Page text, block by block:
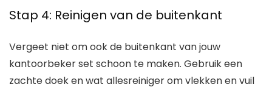
Stap 4: Reinigen van de buitenkant
Vergeet niet om ook de buitenkant van jouw
kantoorbeker set schoon te maken. Gebruik een
zachte doek en wat allesreiniger om vlekken en vuil